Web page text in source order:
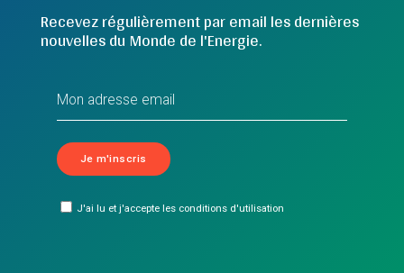
Recevez régulièrement par email les dernières
nouvelles du Monde de l'Energie.
J'ai lu et j'accepte les conditions d'utilisation